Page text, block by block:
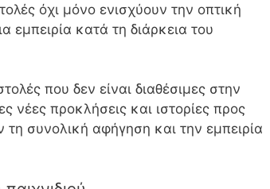
όχι μόνο ενισχύουν την οπτική
κατά τη διάρκεια του
που δεν είναι διαθέσιμες στην
νέες προκλήσεις και ιστορίες προς
συνολική αφήγηση και την εμπειρία